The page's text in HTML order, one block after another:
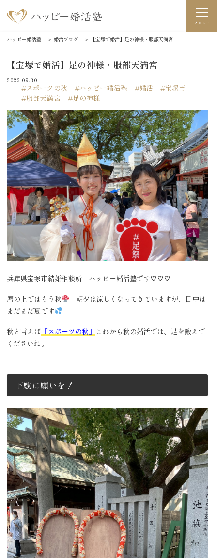
メニュー
ハッピー婚活塾 ＞ 婚活ブログ ＞ 【宝塚で婚活】足の神様・服部天満宮
【宝塚で婚活】足の神様・服部天満宮
2023.09.30
スポーツの秋 ハッピー婚活塾 婚活
宝塚市
服部天満宮
足の神様
兵庫県宝塚市結婚相談所 ハッピー婚活塾です♡♡♡
暦の上ではもう秋
朝夕は涼しくなってきていますが、日中は
まだまだ夏です
秋と言えば 「スポーツの秋」 これから秋の婚活では、足を鍛えで
くださいね。
下駄に願いを！